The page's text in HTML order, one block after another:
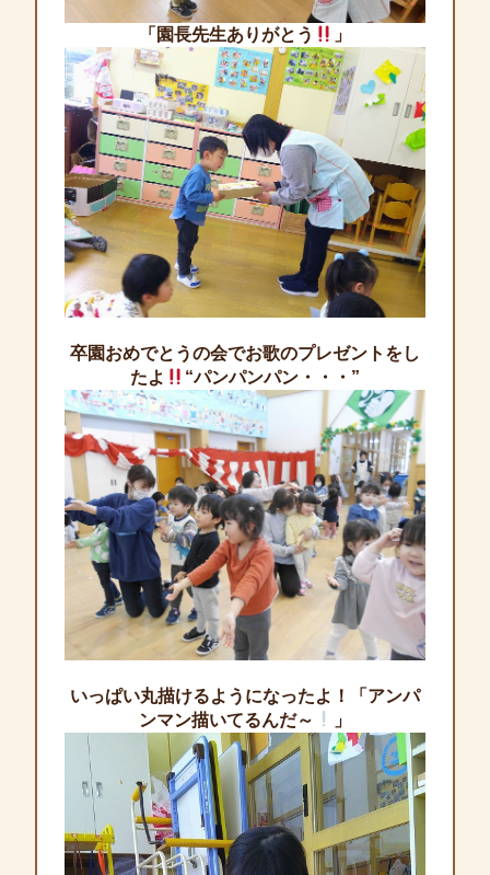
「園長先生ありがとう 」
卒園おめでとうの会でお歌のプレゼントをし
たよ
“パンパンパン・・・”
いっぱい丸描けるようになったよ！「アンパ
ンマン描いてるんだ～
」